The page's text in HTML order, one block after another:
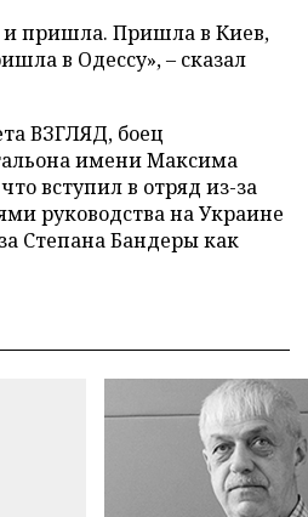
и пришла. Пришла в Киев,
в Одессу», – сказал
ВЗГЛЯД, боец
имени Максима
вступил в отряд из-за
руководства на Украине
Степана Бандеры как